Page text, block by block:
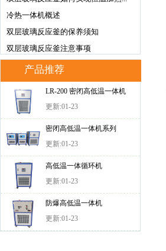
冷热一体机概述
双层玻璃反应釜的保养须知
双层玻璃反应釜注意事项
产品推荐
LR-200 密闭高低温一体机
更新:01-23
密闭高低温一体机系列
更新:01-23
高低温一体循环机
更新:01-23
防爆高低温一体机
更新:01-23